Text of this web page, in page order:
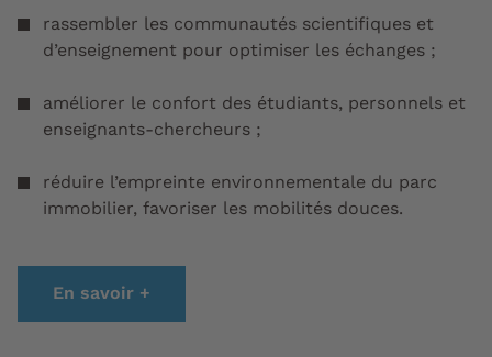
rassembler les communautés scientifiques et
d’enseignement pour optimiser les échanges ;
améliorer le confort des étudiants, personnels et
enseignants-chercheurs ;
réduire l’empreinte environnementale du parc
immobilier, favoriser les mobilités douces.
En savoir +